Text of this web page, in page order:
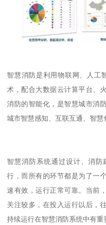
智慧消防是利用物联网、人工
术，配合大数据云计算平台、
消防的智能化，是智慧城市消
城市智慧感知、互联互通、智慧
智慧消防系统通过设计、消
行，而所有的环节都是为了一
速有效，运行正常可靠。当前
关注较多，在投入运行以后，
持续运行在智慧消防系统中有重